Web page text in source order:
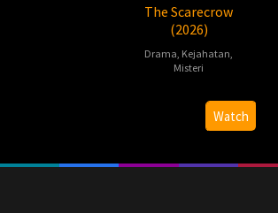
The Scarecrow
(2026)
Drama, Kejahatan,
Misteri
2026-
Watch